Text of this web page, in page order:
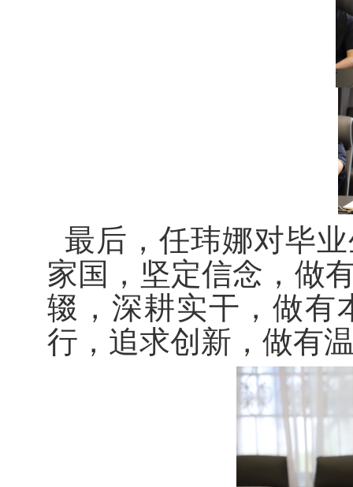
最后，任玮娜对毕
家国，坚定信念，做
辍，深耕实干，做有
行，追求创新，做有